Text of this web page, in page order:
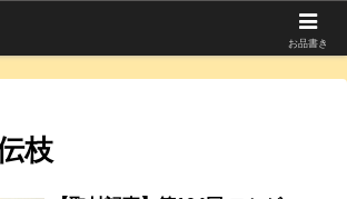
枝
お品書き